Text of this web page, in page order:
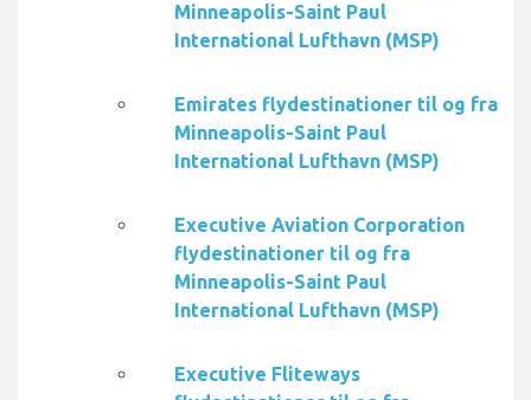
Minneapolis-Saint Paul
International Lufthavn (MSP)
Emirates flydestinationer til og fra
Minneapolis-Saint Paul
International Lufthavn (MSP)
Executive Aviation Corporation
flydestinationer til og fra
Minneapolis-Saint Paul
International Lufthavn (MSP)
Executive Fliteways